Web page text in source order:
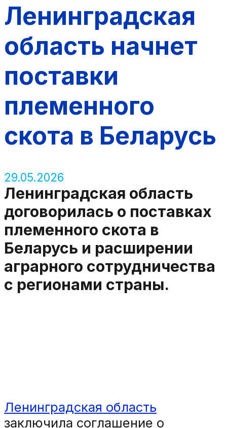
Ленинградская
область начнет
поставки
племенного
скота в Беларусь
29.05.2026
Ленинградская область
договорилась о поставках
племенного скота в
Беларусь и расширении
аграрного сотрудничества
с регионами страны.
Ленинградская область
заключила соглашение о